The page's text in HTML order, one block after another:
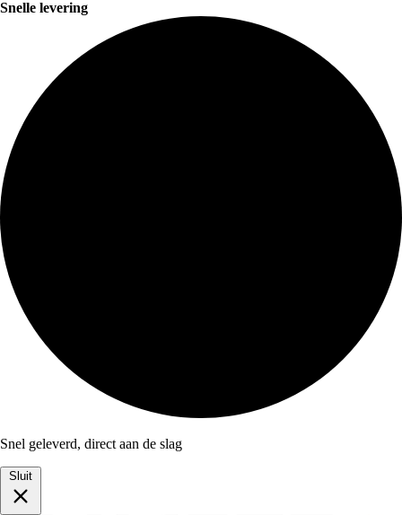
Snelle levering
Snel geleverd, direct aan de slag
Sluit